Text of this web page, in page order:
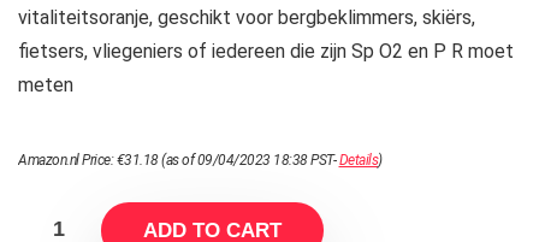
vitaliteitsoranje, geschikt voor bergbeklimmers, skiërs,
fietsers, vliegeniers of iedereen die zijn Sp O2 en P R moet
meten
Amazon.nl Price:€31.18(as of 09/04/2023 18:38 PST-Details)
ADD TO CART